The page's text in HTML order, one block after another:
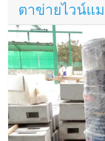
ตาข่ายไวน์แ